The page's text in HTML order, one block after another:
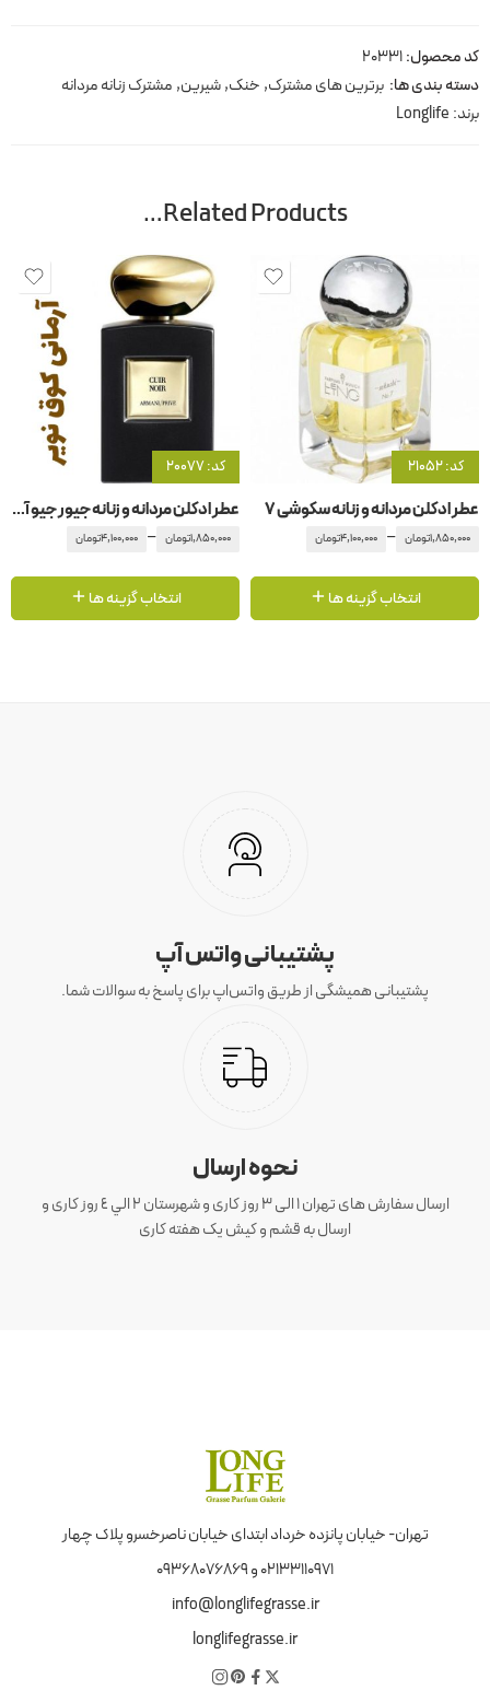
کد محصول:۲۰۳۳۱
دسته بندی ها: برترین های مشترک, خنک,شیرین, مشترک زنانه مردانه
برند: Longlife
Related Products…
کد: 21052
عطر ادکلن مردانه و زنانه سکوشی 7
1,850,000تومان –
4,100,000تومان
انتخاب گزینه ها
کد: 20077
عطر ادکلن مردانه و زنانه جیور جیو آرمانی -جورجیو آرمانی کوق نویر
1,850,000تومان –
4,100,000تومان
انتخاب گزینه ها
پشتیبانی واتس آپ
پشتیبانی همیشگی از طریق واتس‌اپ برای پاسخ به سوالات شما.
نحوه ارسال
ارسال سفارش های تهران 1 الی 3 روز کاری و شهرستان ٢ الي ٤ روز کاری و
ارسال به قشم و کیش یک هفته کاری
تهران- خیابان پانزده خرداد ابتدای خیابان ناصرخسرو پلاک چهار
02133110971 و 09368076869
info@longlifegrasse.ir
longlifegrasse.ir